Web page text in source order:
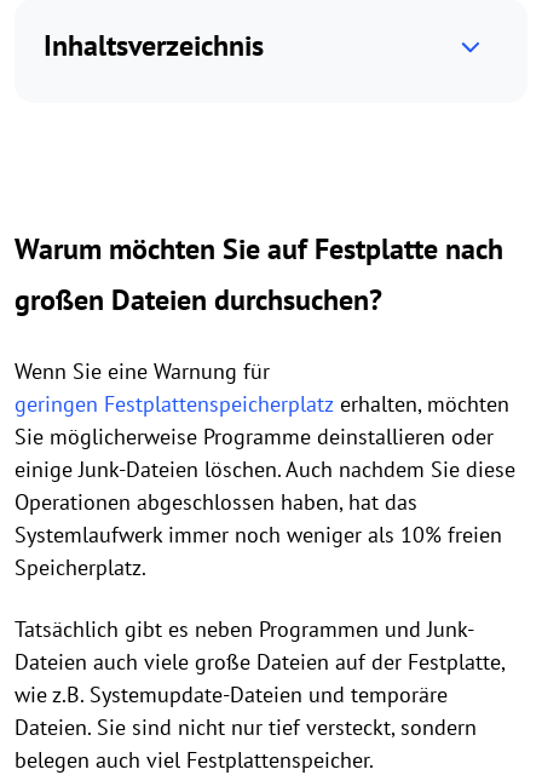
Inhaltsverzeichnis
Warum möchten Sie auf Festplatte nach
großen Dateien durchsuchen?
Wenn Sie eine Warnung für
geringen Festplattenspeicherplatz erhalten, möchten
Sie möglicherweise Programme deinstallieren oder
einige Junk-Dateien löschen. Auch nachdem Sie diese
Operationen abgeschlossen haben, hat das
Systemlaufwerk immer noch weniger als 10% freien
Speicherplatz.
Tatsächlich gibt es neben Programmen und Junk-
Dateien auch viele große Dateien auf der Festplatte,
wie z.B. Systemupdate-Dateien und temporäre
Dateien. Sie sind nicht nur tief versteckt, sondern
belegen auch viel Festplattenspeicher.